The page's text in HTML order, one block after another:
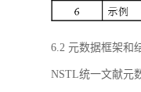
6.2 元数据框架和
NSTL统一文献元